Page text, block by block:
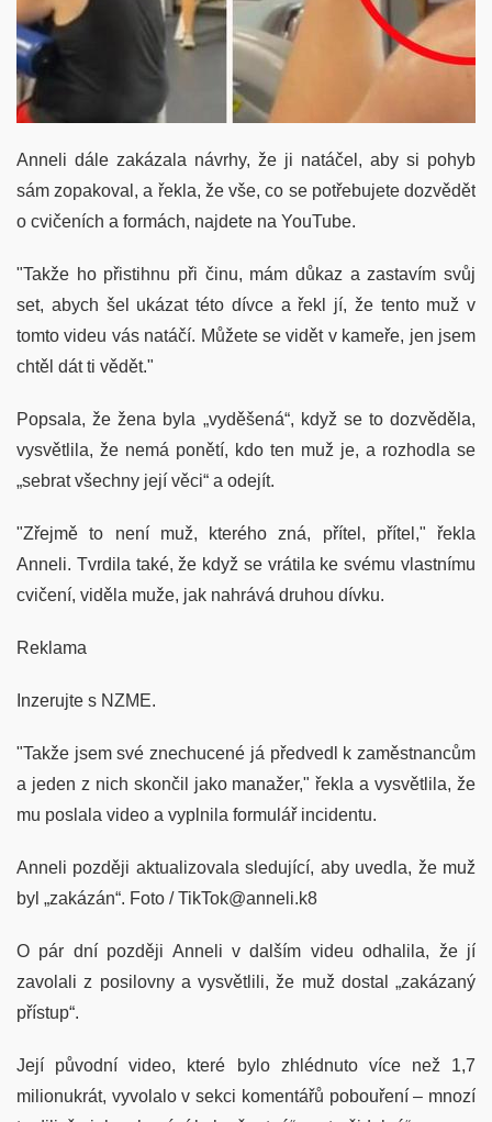
Anneli dále zakázala návrhy, že ji natáčel, aby si pohyb
sám zopakoval, a řekla, že vše, co se potřebujete dozvědět
o cvičeních a formách, najdete na YouTube.
"Takže ho přistihnu při činu, mám důkaz a zastavím svůj
set, abych šel ukázat této dívce a řekl jí, že tento muž v
tomto videu vás natáčí. Můžete se vidět v kameře, jen jsem
chtěl dát ti vědět."
Popsala, že žena byla „vyděšená“, když se to dozvěděla,
vysvětlila, že nemá ponětí, kdo ten muž je, a rozhodla se
„sebrat všechny její věci“ a odejít.
"Zřejmě to není muž, kterého zná, přítel, přítel," řekla
Anneli. Tvrdila také, že když se vrátila ke svému vlastnímu
cvičení, viděla muže, jak nahrává druhou dívku.
Reklama
Inzerujte s NZME.
"Takže jsem své znechucené já předvedl k zaměstnancům
a jeden z nich skončil jako manažer," řekla a vysvětlila, že
mu poslala video a vyplnila formulář incidentu.
Anneli později aktualizovala sledující, aby uvedla, že muž
byl „zakázán“. Foto / TikTok@anneli.k8
O pár dní později Anneli v dalším videu odhalila, že jí
zavolali z posilovny a vysvětlili, že muž dostal „zakázaný
přístup“.
Její původní video, které bylo zhlédnuto více než 1,7
milionukrát, vyvolalo v sekci komentářů pobouření – mnozí